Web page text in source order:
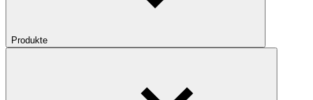
Produkte